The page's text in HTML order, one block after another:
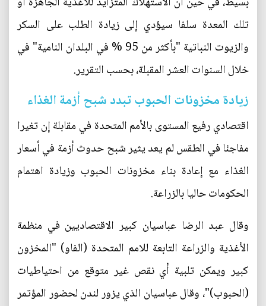
تلك المعدة سلفا سيؤدي إلى زيادة الطلب على السكر
والزيوت النباتية "بأكثر من 95 % في البلدان النامية" في
خلال السنوات العشر المقبلة، بحسب التقرير.
زيادة مخزونات الحبوب تبدد شبح أزمة الغذاء
اقتصادي رفيع المستوى بالأمم المتحدة في مقابلة إن تغيرا
مفاجئا في الطقس لم يعد يثير شبح حدوث أزمة في أسعار
الغذاء مع إعادة بناء مخزونات الحبوب وزيادة اهتمام
الحكومات حاليا بالزراعة.
وقال عبد الرضا عباسيان كبير الاقتصاديين في منظمة
الأغذية والزراعة التابعة للامم المتحدة (الفاو) "المخزون
كبير ويمكن تلبية أي نقص غير متوقع من احتياطيات
(الحبوب)"، وقال عباسيان الذي يزور لندن لحضور المؤتمر